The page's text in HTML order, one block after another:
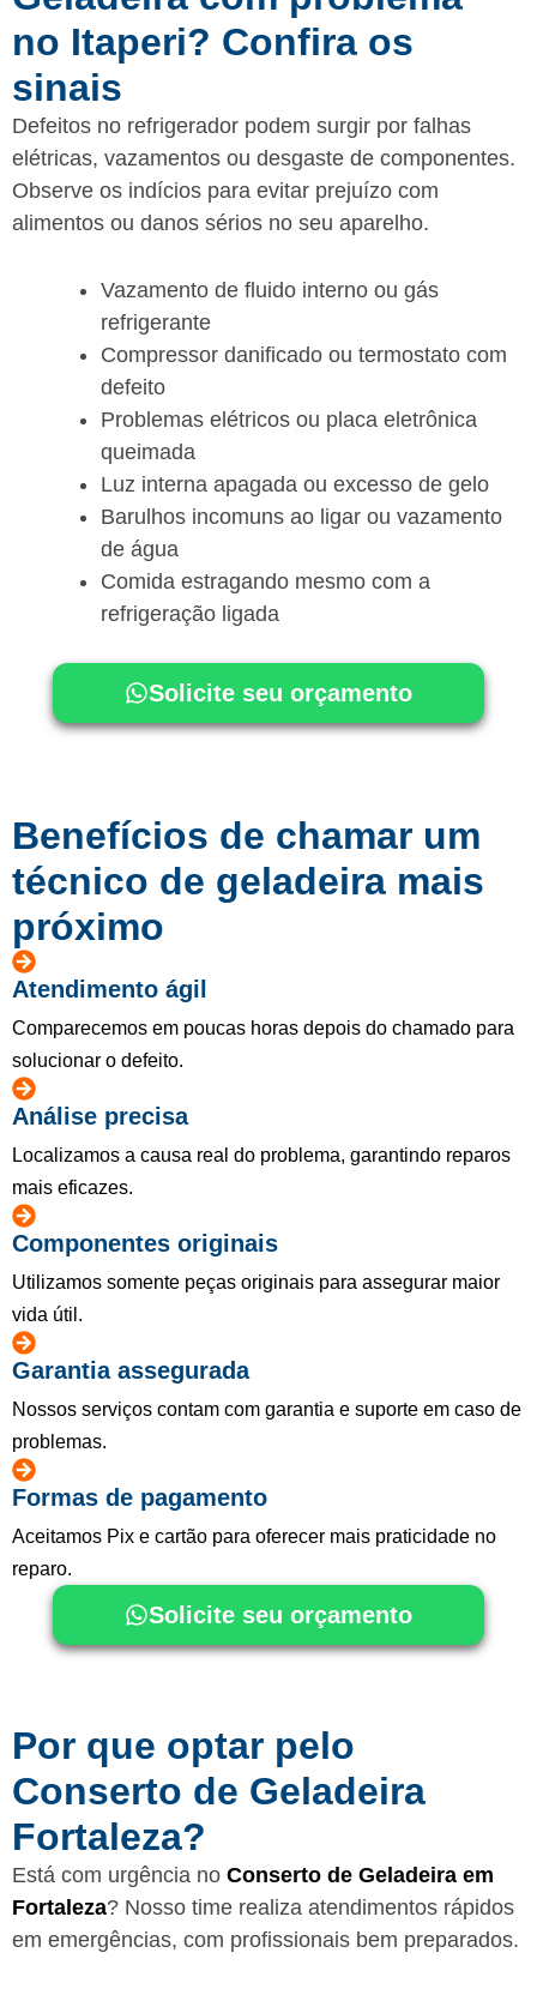
no Itaperi? Confira os
sinais
Defeitos no refrigerador podem surgir por falhas
elétricas, vazamentos ou desgaste de componentes.
Observe os indícios para evitar prejuízo com
alimentos ou danos sérios no seu aparelho.
Vazamento de fluido interno ou gás
refrigerante
Compressor danificado ou termostato com
defeito
Problemas elétricos ou placa eletrônica
queimada
Luz interna apagada ou excesso de gelo
Barulhos incomuns ao ligar ou vazamento
de água
Comida estragando mesmo com a
refrigeração ligada
Solicite seu orçamento
Benefícios de chamar um
técnico de geladeira mais
próximo
Atendimento ágil
Comparecemos em poucas horas depois do chamado para
solucionar o defeito.
Análise precisa
Localizamos a causa real do problema, garantindo reparos
mais eficazes.
Componentes originais
Utilizamos somente peças originais para assegurar maior
vida útil.
Garantia assegurada
Nossos serviços contam com garantia e suporte em caso de
problemas.
Formas de pagamento
Aceitamos Pix e cartão para oferecer mais praticidade no
reparo.
Solicite seu orçamento
Por que optar pelo
Conserto de Geladeira
Fortaleza?
Está com urgência no Conserto de Geladeira em
Fortaleza? Nosso time realiza atendimentos rápidos
em emergências, com profissionais bem preparados.